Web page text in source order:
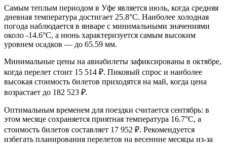
Самым теплым периодом в Уфе является июль, когда средняя
дневная температура достигает 25.8°C. Наиболее холодная
погода наблюдается в январе с минимальными значениями
около -14.6°C, а июнь характеризуется самым высоким
уровнем осадков — до 65.59 мм.
Минимальные цены на авиабилеты зафиксированы в октябре,
когда перелет стоит 15 514 ₽. Пиковый спрос и наиболее
высокая стоимость билетов приходятся на май, когда цена
возрастает до 182 523 ₽.
Оптимальным временем для поездки считается сентябрь: в
этом месяце сохраняется приятная температура 16.7°C, а
стоимость билетов составляет 17 952 ₽. Рекомендуется
избегать планирования перелетов на весенние месяцы из-за